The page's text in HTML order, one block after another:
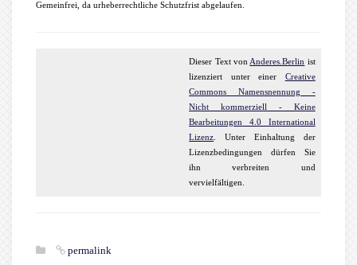
Gemeinfrei, da urheberrechtliche Schutzfrist abgelaufen.
Dieser TextvonAnderes.Berlin ist
lizenziert unter einer Creative
Commons Namensnennung -
Nicht kommerziell - Keine
Bearbeitungen 4.0 International
Lizenz. Unter Einhaltung der
Lizenzbedingungen dürfen Sie
ihn verbreiten und
vervielfältigen.
permalink